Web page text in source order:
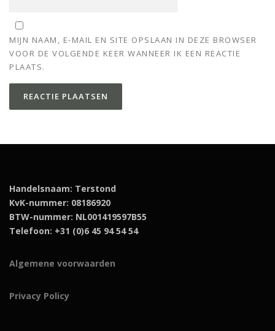
MIJN NAAM, E-MAIL EN SITE OPSLAAN IN DEZE BROWSER
VOOR DE VOLGENDE KEER WANNEER IK EEN REACTIE
PLAATS.
Handelsnaam: Terstond
KvK-nummer: 08186920
BTW-nummer: NL001419597B55
Telefoon: +31 (0)6 45 94 54 54
Algemene voorwaarden
Privacy Policy